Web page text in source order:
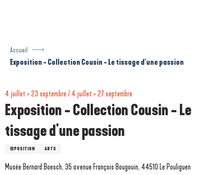
Accueil
Exposition - Collection Cousin - Le tissage d'une passion
4 juillet > 23 septembre / 4 juillet > 27 septembre
Exposition - Collection Cousin - Le
tissage d'une passion
EXPOSITION ARTS
Musée Bernard Boesch, 35 avenue François Bougouin, 44510 Le Pouliguen